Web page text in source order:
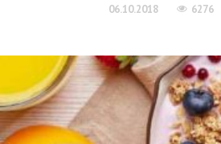
06.10.2018 6276